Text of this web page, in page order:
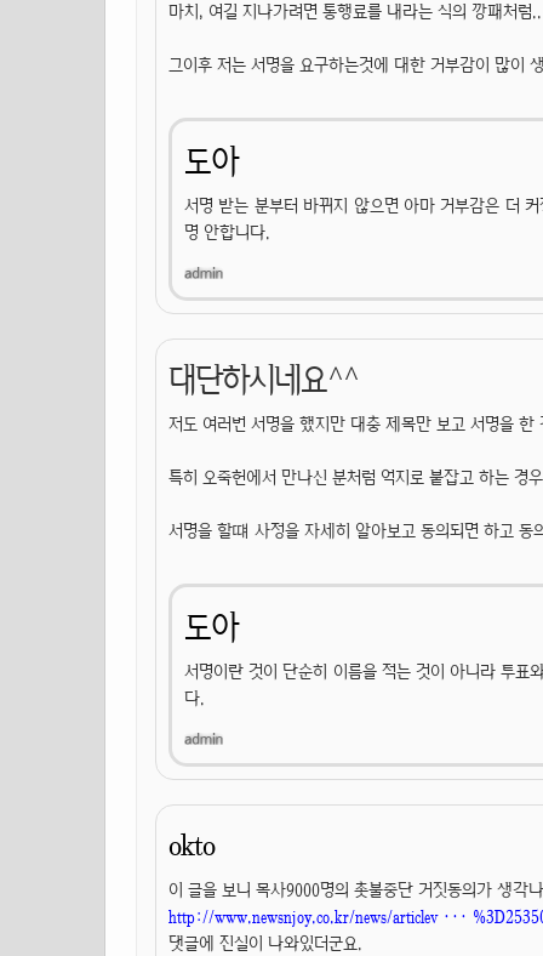
마치, 여길 지나가려면 통행료를 내라는 식의 깡패처럼..
그이후 저는 서명을 요구하는것에 대한 거부감이 많이
도아
서명 받는 분부터 바뀌지 않으면 아마 거부감은 더
명 안합니다.
대단하시네요^^
저도 여러번 서명을 했지만 대충 제목만 보고 서명을 한
특히 오죽헌에서 만나신 분처럼 억지로 붙잡고 하는 경
서명을 할떄 사정을 자세히 알아보고 동의되면 하고 동
도아
서명이란 것이 단순히 이름을 적는 것이 아니라 투
다.
okto
이 글을 보니 목사9000명의 촛불중단 거짓동의가 생각
http://www.newsnjoy.co.kr/news/articlev ···
댓글에 진실이 나와있더군요.